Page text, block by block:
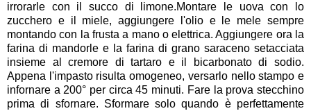
irrorarle con il succo di limone.Montare le uova con lo
zucchero e il miele, aggiungere l'olio e le mele sempre
montando con la frusta a mano o elettrica. Aggiungere ora la
farina di mandorle e la farina di grano saraceno setacciata
insieme al cremore di tartaro e il bicarbonato di sodio.
Appena l'impasto risulta omogeneo, versarlo nello stampo e
infornare a 200° per circa 45 minuti. Fare la prova stecchino
prima di sfornare. Sformare solo quando è perfettamente